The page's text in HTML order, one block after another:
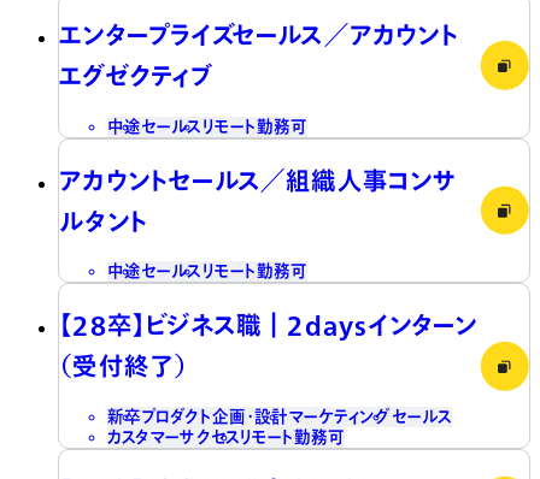
エンタープライズセールス／アカウント
エグゼクティブ
中途セールス リモート勤務可
アカウントセールス／組織人事コンサ
ルタント
中途セールス リモート勤務可
【28卒】ビジネス職┃2daysインターン
（受付終了）
新卒プロダクト企画・設計マーケティング セールス
カスタマーサクセスリモート勤務可